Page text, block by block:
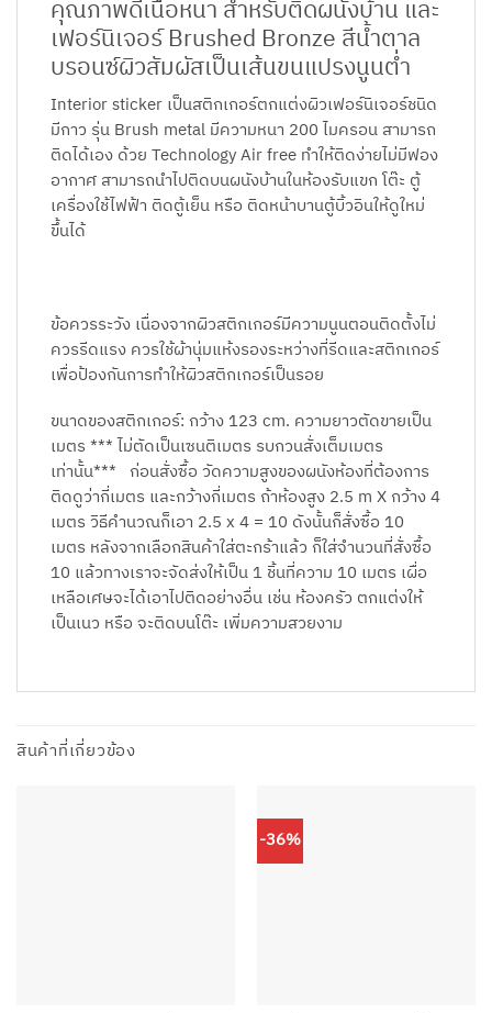
คุณภาพดีเนื้อหนา สำหรับติดผนังบ้าน และ
เฟอร์นิเจอร์ Brushed Bronze สีน้ำตาล
บรอนซ์ผิวสัมผัสเป็นเส้นขนแปรงนูนต่ำ
Interior sticker เป็นสติกเกอร์ตกแต่งผิวเฟอร์นิเจอร์ชนิด
มีกาว รุ่น Brush metal มีความหนา 200 ไมครอน สามารถ
ติดได้เอง ด้วย Technology Air free ทำให้ติดง่ายไม่มีฟอง
อากาศ สามารถนำไปติดบนผนังบ้านในห้องรับแขก โต๊ะ ตู้
เครื่องใช้ไฟฟ้า ติดตู้เย็น หรือ ติดหน้าบานตู้บิ้วอินให้ดูใหม่
ขึ้นได้
ข้อควรระวัง เนื่องจากผิวสติกเกอร์มีความนูนตอนติดตั้งไม่
ควรรีดแรง ควรใช้ผ้านุ่มแห้งรองระหว่างที่รีดและสติกเกอร์
เพื่อป้องกันการทำให้ผิวสติกเกอร์เป็นรอย
ขนาดของสติกเกอร์: กว้าง 123 cm. ความยาวตัดขายเป็น
เมตร *** ไม่ตัดเป็นเซนติเมตร รบกวนสั่งเต็มเมตร
เท่านั้น*** ก่อนสั่งซื้อ วัดความสูงของผนังห้องที่ต้องการ
ติดดูว่ากี่เมตร และกว้างกี่เมตร ถ้าห้องสูง 2.5 m X กว้าง 4
เมตร วิธีคำนวณก็เอา 2.5 x 4 = 10 ดังนั้นก็สั่งซื้อ 10
เมตร หลังจากเลือกสินค้าใส่ตะกร้าแล้ว ก็ใส่จำนวนที่สั่งซื้อ
10 แล้วทางเราจะจัดส่งให้เป็น 1 ชิ้นที่ความ 10 เมตร เผื่อ
เหลือเศษจะได้เอาไปติดอย่างอื่น เช่น ห้องครัว ตกแต่งให้
เป็นเนว หรือ จะติดบนโต๊ะ เพิ่มความสวยงาม
สินค้าที่เกี่ยวข้อง
-36%